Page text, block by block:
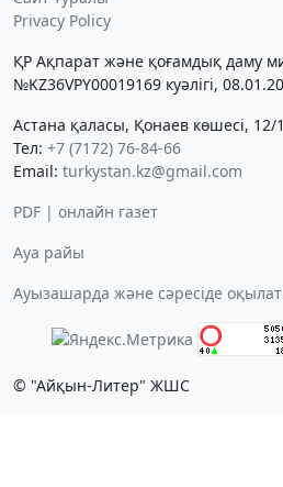
Privacy Policy
ҚР Ақпарат және қоғамдық даму
№KZ36VPY00019169 куәлігі,
Астана қаласы, Қонаев көшесі, 12/1
Тел: +7 (7172) 76-84-66
Email: turkystan.kz@gmail.com
PDF | онлайн газет
Ауа райы
Ауызашарда және сәресіде
© "Айқын-Литер" ЖШС